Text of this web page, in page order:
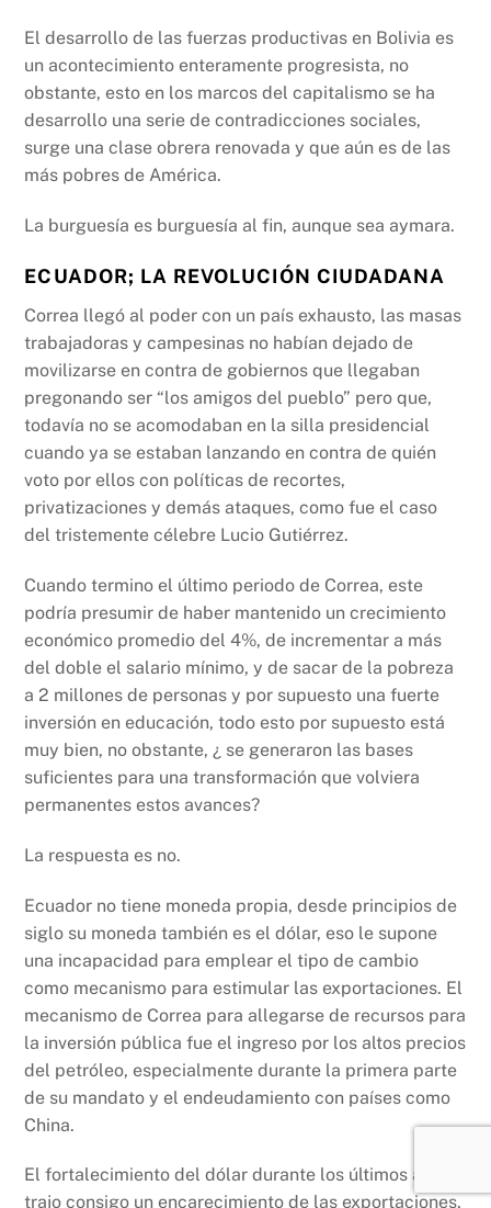
El desarrollo de las fuerzas productivas en Bolivia es
un acontecimiento enteramente progresista, no
obstante, esto en los marcos del capitalismo se ha
desarrollo una serie de contradicciones sociales,
surge una clase obrera renovada y que aún es de las
más pobres de América.
La burguesía es burguesía al fin, aunque sea aymara.
ECUADOR; LA REVOLUCIÓN CIUDADANA
Correa llegó al poder con un país exhausto, las masas
trabajadoras y campesinas no habían dejado de
movilizarse en contra de gobiernos que llegaban
pregonando ser “los amigos del pueblo” pero que,
todavía no se acomodaban en la silla presidencial
cuando ya se estaban lanzando en contra de quién
voto por ellos con políticas de recortes,
privatizaciones y demás ataques, como fue el caso
del tristemente célebre Lucio Gutiérrez.
Cuando termino el último periodo de Correa, este
podría presumir de haber mantenido un crecimiento
económico promedio del 4%, de incrementar a más
del doble el salario mínimo, y de sacar de la pobreza
a 2 millones de personas y por supuesto una fuerte
inversión en educación, todo esto por supuesto está
muy bien, no obstante, ¿ se generaron las bases
suficientes para una transformación que volviera
permanentes estos avances?
La respuesta es no.
Ecuador no tiene moneda propia, desde principios de
siglo su moneda también es el dólar, eso le supone
una incapacidad para emplear el tipo de cambio
como mecanismo para estimular las exportaciones. El
mecanismo de Correa para allegarse de recursos para
la inversión pública fue el ingreso por los altos precios
del petróleo, especialmente durante la primera parte
de su mandato y el endeudamiento con países como
China.
El fortalecimiento del dólar durante los últimos años
trajo consigo un encarecimiento de las exportaciones,